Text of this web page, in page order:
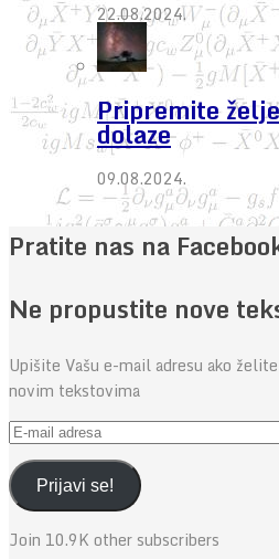
22.08.2024.
Pripremite
dolaze
09.08.2024.
Pratite nas na
Ne propustite nove
Upišite Vašu e-mail adresu ako
novim tekstovima
E-
mail
adresaPrijavi se!
Join 10.9K other subscribers